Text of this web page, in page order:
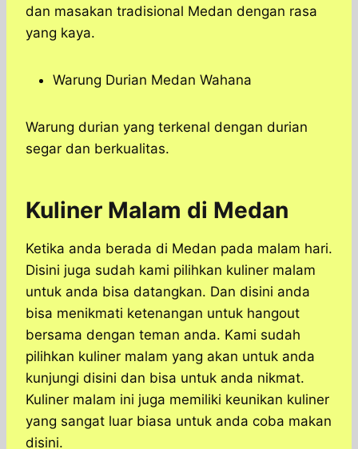
dan masakan tradisional Medan dengan rasa
yang kaya.
Warung Durian Medan Wahana
Warung durian yang terkenal dengan durian
segar dan berkualitas.
Kuliner Malam di Medan
Ketika anda berada di Medan pada malam hari.
Disini juga sudah kami pilihkan kuliner malam
untuk anda bisa datangkan. Dan disini anda
bisa menikmati ketenangan untuk hangout
bersama dengan teman anda. Kami sudah
pilihkan kuliner malam yang akan untuk anda
kunjungi disini dan bisa untuk anda nikmat.
Kuliner malam ini juga memiliki keunikan kuliner
yang sangat luar biasa untuk anda coba makan
disini.